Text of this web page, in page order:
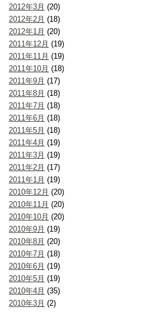
2012年3月 (20)
2012年2月 (18)
2012年1月 (20)
2011年12月 (19)
2011年11月 (19)
2011年10月 (18)
2011年9月 (17)
2011年8月 (18)
2011年7月 (18)
2011年6月 (18)
2011年5月 (18)
2011年4月 (19)
2011年3月 (19)
2011年2月 (17)
2011年1月 (19)
2010年12月 (20)
2010年11月 (20)
2010年10月 (20)
2010年9月 (19)
2010年8月 (20)
2010年7月 (18)
2010年6月 (19)
2010年5月 (19)
2010年4月 (35)
2010年3月 (2)